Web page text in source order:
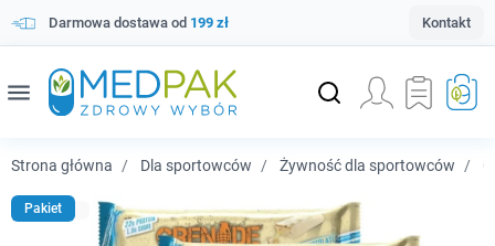
Darmowa dostawa od 199 zł Kontakt
menu
Strona główna Dla sportowców Żywność dla sportowców
Pakiet